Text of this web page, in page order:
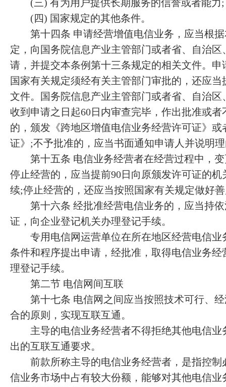
(三) 有为用户提供长期服务的信誉或者能力;
(四) 国家规定的其他条件。
第十四条 申请经营增值电信业务，应当根据
定，向国务院信息产业主管部门或者省、自治
请，并提交本条例第十三条规定的相关文件。
国家有关规定须经有关主管部门审批的，还应
文件。国务院信息产业主管部门或者省、自治
收到申请之日起60日内审查完毕，作出批准或
的，颁发《跨地区增值电信业务经营许可证》
证》;不予批准的，应当书面通知申请人并说明
第十五条 电信业务经营者在经营过程中，变
停止经营的，应当提前90日向原颁发许可证的
续;停止经营的，还应当按照国家有关规定做好
第十六条 经批准经营电信业务的，应当持依
证，向企业登记机关办理登记手续。
专用电信网运营单位在所在地区经营电信业
条件和程序提出申请，经批准，取得电信业务
理登记手续。
第二节 电信网间互联
第十七条 电信网之间应当按照技术可行、经
合的原则，实现互联互通。
主导的电信业务经营者不得拒绝其他电信业
出的互联互通要求。
前款所称主导的电信业务经营者，是指控制
信业务市场中占有较大份额，能够对其他电信